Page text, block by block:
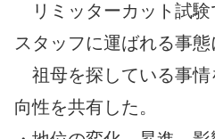
リミッターカット試験
スタッフに運ばれる事態
祖母を探している事情
向性を共有した。